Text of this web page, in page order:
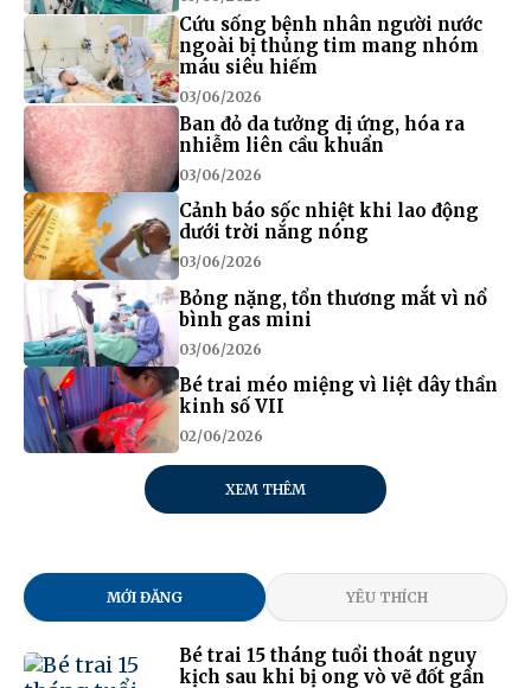
Cứu sống bệnh nhân người nước
ngoài bị thủng tim mang nhóm
máu siêu hiếm
03/06/2026
Ban đỏ da tưởng dị ứng, hóa ra
nhiễm liên cầu khuẩn
03/06/2026
Cảnh báo sốc nhiệt khi lao động
dưới trời nắng nóng
03/06/2026
Bỏng nặng, tổn thương mắt vì nổ
bình gas mini
03/06/2026
Bé trai méo miệng vì liệt dây thần
kinh số VII
02/06/2026
XEM THÊM
MỚI ĐĂNG YÊU THÍCH
Bé trai 15 tháng tuổi thoát nguy
kịch sau khi bị ong vò vẽ đốt gần